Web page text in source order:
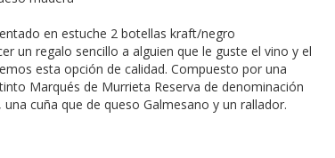
en estuche 2 botellas kraft/negro
un regalo sencillo a alguien que le guste el vino y el
esta opción de calidad. Compuesto por una
Marqués de Murrieta Reserva de denominación
cuña que de queso Galmesano y un rallador.